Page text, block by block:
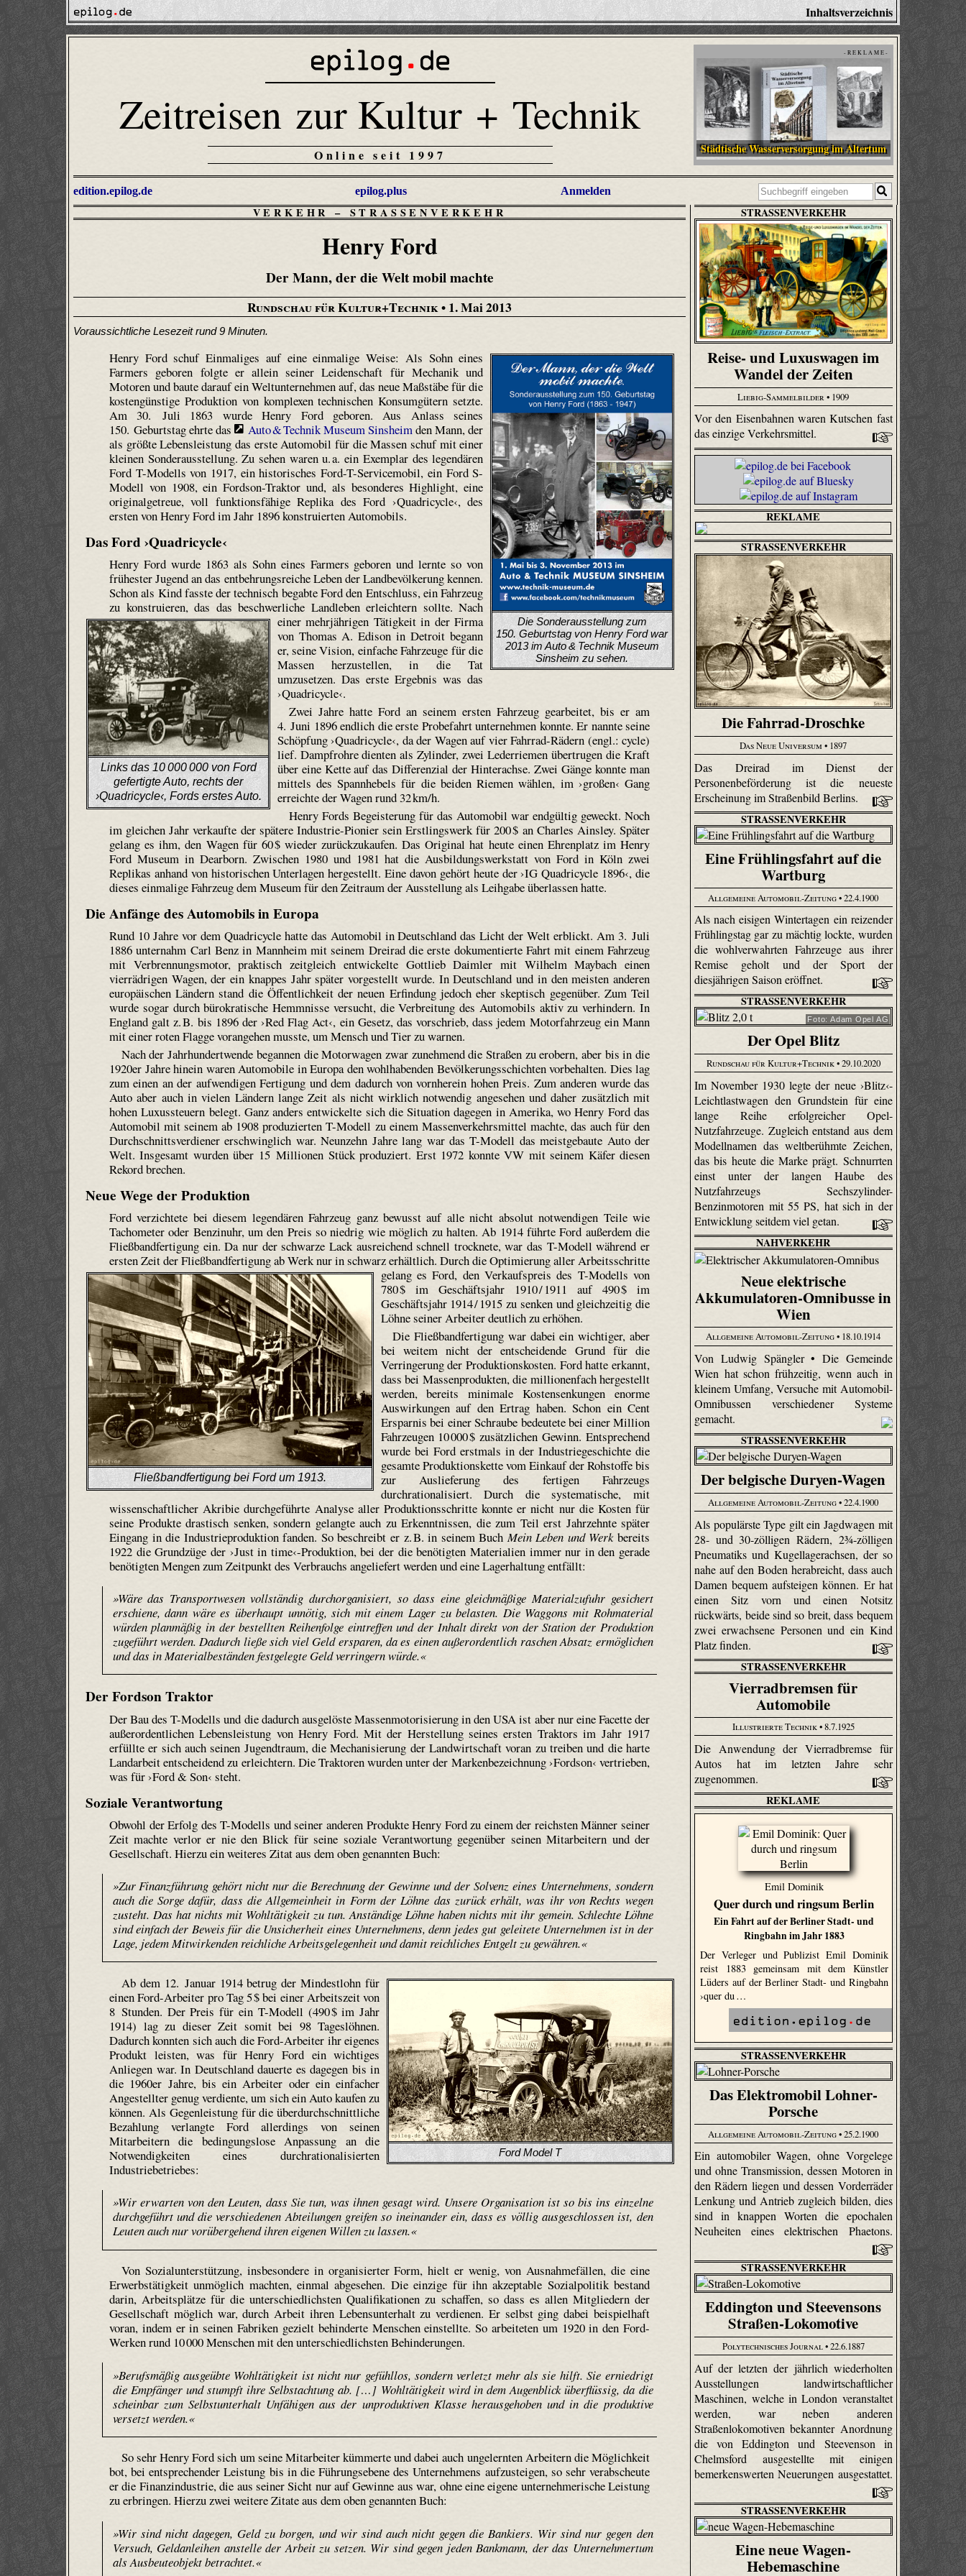
Inhaltsverzeichnis
Zeitreisen zur Kultur + Technik
Online seit 1997
- R E K L A M E -
Städtische Wasserversorgung im Altertum
edition.epilog.de epilog.plus Anmelden
VERKEHR–STRASSENVERKEHR
Henry Ford
Der Mann, der die Welt mobil machte
Rundschau für Kultur+Technik• 1. Mai 2013
Voraussichtliche Lesezeit rund 9 Minuten.
Die Sonderausstellung zum
150. Geburtstag von Henry Ford war
2013 im Auto & Technik Museum
Sinsheim zu sehen.
Henry Ford schuf Einmaliges auf eine einmalige Weise: Als Sohn eines
Farmers geboren folgte er allein seiner Leidenschaft für Mechanik und
Motoren und baute darauf ein Weltunternehmen auf, das neue Maßstäbe für die
kostengünstige Produktion von komplexen technischen Konsumgütern setzte.
Am 30. Juli 1863 wurde Henry Ford geboren. Aus Anlass seines
150. Geburtstag ehrte das
Auto & Technik Museum Sinsheimden Mann, der
als größte Lebensleistung das erste Automobil für die Massen schuf mit einer
kleinen Sonderausstellung. Zu sehen waren u. a. ein Exemplar des legendären
Ford T-Modells von 1917, ein historisches Ford-T-Servicemobil, ein Ford S-
Modell von 1908, ein Fordson-Traktor und, als besonderes Highlight, eine
originalgetreue, voll funktionsfähige Replika des Ford ›Quadricycle‹, des
ersten von Henry Ford im Jahr 1896 konstruierten Automobils.
Das Ford ›Quadricycle‹
Henry Ford wurde 1863 als Sohn eines Farmers geboren und lernte so von
frühester Jugend an das entbehrungsreiche Leben der Landbevölkerung kennen.
Schon als Kind fasste der technisch begabte Ford den Entschluss, ein Fahrzeug
zu konstruieren, das das beschwerliche Landleben erleichtern sollte.
Links das 10 000 000 von Ford
gefertigte Auto, rechts der
›Quadricycle‹, Fords erstes Auto.
Nach
einer mehrjährigen Tätigkeit in der Firma
von Thomas A. Edison in Detroit begann
er, seine Vision, einfache Fahrzeuge für die
Massen herzustellen, in die Tat
umzusetzen. Das erste Ergebnis was das
›Quadricycle‹.
Zwei Jahre hatte Ford an seinem ersten Fahrzeug gearbeitet, bis er am
4. Juni 1896 endlich die erste Probefahrt unternehmen konnte. Er nannte seine
Schöpfung ›Quadricycle‹, da der Wagen auf vier Fahrrad-Rädern (engl.: cycle)
lief. Dampfrohre dienten als Zylinder, zwei Lederriemen übertrugen die Kraft
über eine Kette auf das Differenzial der Hinterachse. Zwei Gänge konnte man
mittels des Spannhebels für die beiden Riemen wählen, im ›großen‹ Gang
erreichte der Wagen rund 32 km/h.
Henry Fords Begeisterung für das Automobil war endgültig geweckt. Noch
im gleichen Jahr verkaufte der spätere Industrie-Pionier sein Erstlingswerk für 200 $ an Charles Ainsley. Später
gelang es ihm, den Wagen für 60 $ wieder zurückzukaufen. Das Original hat heute einen Ehrenplatz im Henry
Ford Museum in Dearborn. Zwischen 1980 und 1981 hat die Ausbildungswerkstatt von Ford in Köln zwei
Replikas anhand von historischen Unterlagen hergestellt. Eine davon gehört heute der ›IG Quadricycle 1896‹, die
dieses einmalige Fahrzeug dem Museum für den Zeitraum der Ausstellung als Leihgabe überlassen hatte.
Die Anfänge des Automobils in Europa
Rund 10 Jahre vor dem Quadricycle hatte das Automobil in Deutschland das Licht der Welt erblickt. Am 3. Juli
1886 unternahm Carl Benz in Mannheim mit seinem Dreirad die erste dokumentierte Fahrt mit einem Fahrzeug
mit Verbrennungsmotor, praktisch zeitgleich entwickelte Gottlieb Daimler mit Wilhelm Maybach einen
vierrädrigen Wagen, der ein knappes Jahr später vorgestellt wurde. In Deutschland und in den meisten anderen
europäischen Ländern stand die Öffentlichkeit der neuen Erfindung jedoch eher skeptisch gegenüber. Zum Teil
wurde sogar durch bürokratische Hemmnisse versucht, die Verbreitung des Automobils aktiv zu verhindern. In
England galt z. B. bis 1896 der ›Red Flag Act‹, ein Gesetz, das vorschrieb, dass jedem Motorfahrzeug ein Mann
mit einer roten Flagge vorangehen musste, um Mensch und Tier zu warnen.
Nach der Jahrhundertwende begannen die Motorwagen zwar zunehmend die Straßen zu erobern, aber bis in die
1920er Jahre hinein waren Automobile in Europa den wohlhabenden Bevölkerungsschichten vorbehalten. Dies lag
zum einen an der aufwendigen Fertigung und dem dadurch von vornherein hohen Preis. Zum anderen wurde das
Auto aber auch in vielen Ländern lange Zeit als nicht wirklich notwendig angesehen und daher zusätzlich mit
hohen Luxussteuern belegt. Ganz anders entwickelte sich die Situation dagegen in Amerika, wo Henry Ford das
Automobil mit seinem ab 1908 produzierten T-Modell zu einem Massenverkehrsmittel machte, das auch für den
Durchschnittsverdiener erschwinglich war. Neunzehn Jahre lang war das T-Modell das meistgebaute Auto der
Welt. Insgesamt wurden über 15 Millionen Stück produziert. Erst 1972 konnte VW mit seinem Käfer diesen
Rekord brechen.
Neue Wege der Produktion
Ford verzichtete bei diesem legendären Fahrzeug ganz bewusst auf alle nicht absolut notwendigen Teile wie
Tachometer oder Benzinuhr, um den Preis so niedrig wie möglich zu halten. Ab 1914 führte Ford außerdem die
Fließbandfertigung ein. Da nur der schwarze Lack ausreichend schnell trocknete, war das T-Modell während er
ersten Zeit der Fließbandfertigung ab Werk nur in schwarz erhältlich.
Fließbandfertigung bei Ford um 1913.
Durch die Optimierung aller Arbeitsschritte
gelang es Ford, den Verkaufspreis des T-Modells von
780 $ im Geschäftsjahr 1910 / 1911 auf 490 $ im
Geschäftsjahr 1914 / 1915 zu senken und gleichzeitig die
Löhne seiner Arbeiter deutlich zu erhöhen.
Die Fließbandfertigung war dabei ein wichtiger, aber
bei weitem nicht der entscheidende Grund für die
Verringerung der Produktionskosten. Ford hatte erkannt,
dass bei Massenprodukten, die millionenfach hergestellt
werden, bereits minimale Kostensenkungen enorme
Auswirkungen auf den Ertrag haben. Schon ein Cent
Ersparnis bei einer Schraube bedeutete bei einer Million
Fahrzeugen 10 000 $ zusätzlichen Gewinn. Entsprechend
wurde bei Ford erstmals in der Industriegeschichte die
gesamte Produktionskette vom Einkauf der Rohstoffe bis
zur Auslieferung des fertigen Fahrzeugs
durchrationalisiert. Durch die systematische, mit
wissenschaftlicher Akribie durchgeführte Analyse aller Produktionsschritte konnte er nicht nur die Kosten für
seine Produkte drastisch senken, sondern gelangte auch zu Erkenntnissen, die zum Teil erst Jahrzehnte später
Eingang in die Industrieproduktion fanden. So beschreibt er z. B. in seinem Buch Mein Leben und Werkbereits
1922 die Grundzüge der ›Just in time‹-Produktion, bei der die benötigten Materialien immer nur in den gerade
benötigten Mengen zum Zeitpunkt des Verbrauchs angeliefert werden und eine Lagerhaltung entfällt:
»Wäre das Transportwesen vollständig durchorganisiert, so dass eine gleichmäßige Materialzufuhr gesichert
erschiene, dann wäre es überhaupt unnötig, sich mit einem Lager zu belasten. Die Waggons mit Rohmaterial
würden planmäßig in der bestellten Reihenfolge eintreffen und der Inhalt direkt von der Station der Produktion
zugeführt werden. Dadurch ließe sich viel Geld ersparen, da es einen außerordentlich raschen Absatz ermöglichen
und das in Materialbeständen festgelegte Geld verringern würde.«
Der Fordson Traktor
Der Bau des T-Modells und die dadurch ausgelöste Massenmotorisierung in den USA ist aber nur eine Facette der
außerordentlichen Lebensleistung von Henry Ford. Mit der Herstellung seines ersten Traktors im Jahr 1917
erfüllte er sich auch seinen Jugendtraum, die Mechanisierung der Landwirtschaft voran zu treiben und die harte
Landarbeit entscheidend zu erleichtern. Die Traktoren wurden unter der Markenbezeichnung ›Fordson‹ vertrieben,
was für ›Ford & Son‹ steht.
Soziale Verantwortung
Obwohl der Erfolg des T-Modells und seiner anderen Produkte Henry Ford zu einem der reichsten Männer seiner
Zeit machte verlor er nie den Blick für seine soziale Verantwortung gegenüber seinen Mitarbeitern und der
Gesellschaft. Hierzu ein weiteres Zitat aus dem oben genannten Buch:
»Zur Finanzführung gehört nicht nur die Berechnung der Gewinne und der Solvenz eines Unternehmens, sondern
auch die Sorge dafür, dass die Allgemeinheit in Form der Löhne das zurück erhält, was ihr von Rechts wegen
zusteht. Das hat nichts mit Wohltätigkeit zu tun. Anständige Löhne haben nichts mit ihr gemein. Schlechte Löhne
sind einfach der Beweis für die Unsicherheit eines Unternehmens, denn jedes gut geleitete Unternehmen ist in der
Lage, jedem Mitwirkenden reichliche Arbeitsgelegenheit und damit reichliches Entgelt zu gewähren.«
Ford Model T
Ab dem 12. Januar 1914 betrug der Mindestlohn für
einen Ford-Arbeiter pro Tag 5 $ bei einer Arbeitszeit von
8 Stunden. Der Preis für ein T-Modell (490 $ im Jahr
1914) lag zu dieser Zeit somit bei 98 Tageslöhnen.
Dadurch konnten sich auch die Ford-Arbeiter ihr eigenes
Produkt leisten, was für Henry Ford ein wichtiges
Anliegen war. In Deutschland dauerte es dagegen bis in
die 1960er Jahre, bis ein Arbeiter oder ein einfacher
Angestellter genug verdiente, um sich ein Auto kaufen zu
können. Als Gegenleistung für die überdurchschnittliche
Bezahlung verlangte Ford allerdings von seinen
Mitarbeitern die bedingungslose Anpassung an die
Notwendigkeiten eines durchrationalisierten
Industriebetriebes:
»Wir erwarten von den Leuten, dass Sie tun, was ihnen gesagt wird. Unsere Organisation ist so bis ins einzelne
durchgeführt und die verschiedenen Abteilungen greifen so ineinander ein, dass es völlig ausgeschlossen ist, den
Leuten auch nur vorübergehend ihren eigenen Willen zu lassen.«
Von Sozialunterstützung, insbesondere in organisierter Form, hielt er wenig, von Ausnahmefällen, die eine
Erwerbstätigkeit unmöglich machten, einmal abgesehen. Die einzige für ihn akzeptable Sozialpolitik bestand
darin, Arbeitsplätze für die unterschiedlichsten Qualifikationen zu schaffen, so dass es allen Mitgliedern der
Gesellschaft möglich war, durch Arbeit ihren Lebensunterhalt zu verdienen. Er selbst ging dabei beispielhaft
voran, indem er in seinen Fabriken gezielt behinderte Menschen einstellte. So arbeiteten um 1920 in den Ford-
Werken rund 10 000 Menschen mit den unterschiedlichsten Behinderungen.
»Berufsmäßig ausgeübte Wohltätigkeit ist nicht nur gefühllos, sondern verletzt mehr als sie hilft. Sie erniedrigt
die Empfänger und stumpft ihre Selbstachtung ab. […] Wohltätigkeit wird in dem Augenblick überflüssig, da die
scheinbar zum Selbstunterhalt Unfähigen aus der unproduktiven Klasse herausgehoben und in die produktive
versetzt werden.«
So sehr Henry Ford sich um seine Mitarbeiter kümmerte und dabei auch ungelernten Arbeitern die Möglichkeit
bot, bei entsprechender Leistung bis in die Führungsebene des Unternehmens aufzusteigen, so sehr verabscheute
er die Finanzindustrie, die aus seiner Sicht nur auf Gewinne aus war, ohne eine eigene unternehmerische Leistung
zu erbringen. Hierzu zwei weitere Zitate aus dem oben genannten Buch:
»Wir sind nicht dagegen, Geld zu borgen, und wir sind auch nicht gegen die Bankiers. Wir sind nur gegen den
Versuch, Geldanleihen anstelle der Arbeit zu setzen. Wir sind gegen jeden Bankmann, der das Unternehmertum
als Ausbeuteobjekt betrachtet.«
STRASSENVERKEHR
Reise- und Luxuswagen im
Wandel der Zeiten
Liebig-Sammelbilder• 1909
Vor den Eisenbahnen waren Kutschen fast
das einzige Verkehrsmittel.
REKLAME
STRASSENVERKEHR
Die Fahrrad-Droschke
Das Neue Universum • 1897
Das Dreirad im Dienst der
Personenbeförderung ist die neueste
Erscheinung im Straßenbild Berlins.
STRASSENVERKEHR
Eine Frühlingsfahrt auf die
Wartburg
Allgemeine Automobil-Zeitung• 22.4.1900
Als nach eisigen Wintertagen ein reizender
Frühlingstag gar zu mächtig lockte, wurden
die wohlverwahrten Fahrzeuge aus ihrer
Remise geholt und der Sport der
diesjährigen Saison eröffnet.
STRASSENVERKEHR
Foto: Adam Opel AG
Der Opel Blitz
Rundschau für Kultur+Technik• 29.10.2020
Im November 1930 legte der neue ›Blitz‹-
Leichtlastwagen den Grundstein für eine
lange Reihe erfolgreicher Opel-
Nutzfahrzeuge. Zugleich entstand aus dem
Modellnamen das weltberühmte Zeichen,
das bis heute die Marke prägt. Schnurrten
einst unter der langen Haube des
Nutzfahrzeugs Sechszylinder-
Benzinmotoren mit 55 PS, hat sich in der
Entwicklung seitdem viel getan.
NAHVERKEHR
Neue elektrische
Akkumulatoren-Omnibusse in
Wien
Allgemeine Automobil-Zeitung• 18.10.1914
Von Ludwig Spängler • Die Gemeinde
Wien hat schon frühzeitig, wenn auch in
kleinem Umfang, Versuche mit Automobil-
Omnibussen verschiedener Systeme
gemacht.
STRASSENVERKEHR
Der belgische Duryen-Wagen
Allgemeine Automobil-Zeitung• 22.4.1900
Als populärste Type gilt ein Jagdwagen mit
28- und 30-zölligen Rädern, 2¾-zölligen
Pneumatiks und Kugellagerachsen, der so
nahe auf den Boden herabreicht, dass auch
Damen bequem aufsteigen können. Er hat
einen Sitz vorn und einen Notsitz
rückwärts, beide sind so breit, dass bequem
zwei erwachsene Personen und ein Kind
Platz finden.
STRASSENVERKEHR
Vierradbremsen für
Automobile
Illustrierte Technik• 8.7.1925
Die Anwendung der Vierradbremse für
Autos hat im letzten Jahre sehr
zugenommen.
REKLAME
Emil Dominik
Quer durch und ringsum Berlin
Ein Fahrt auf der Berliner Stadt- und
Ringbahn im Jahr 1883
Der Verleger und Publizist Emil Dominik
reist 1883 gemeinsam mit dem Künstler
Lüders auf der Berliner Stadt- und Ringbahn
›quer du …
STRASSENVERKEHR
Das Elektromobil Lohner-
Porsche
Allgemeine Automobil-Zeitung• 25.2.1900
Ein automobiler Wagen, ohne Vorgelege
und ohne Transmission, dessen Motoren in
den Rädern liegen und dessen Vorderräder
Lenkung und Antrieb zugleich bilden, dies
sind in knappen Worten die epochalen
Neuheiten eines elektrischen Phaetons.
STRASSENVERKEHR
Eddington und Steevensons
Straßen-Lokomotive
Polytechnisches Journal• 22.6.1887
Auf der letzten der jährlich wiederholten
Ausstellungen landwirtschaftlicher
Maschinen, welche in London veranstaltet
werden, war neben anderen
Straßenlokomotiven bekannter Anordnung
die von Eddington und Steevenson in
Chelmsford ausgestellte mit einigen
bemerkenswerten Neuerungen ausgestattet.
STRASSENVERKEHR
Eine neue Wagen-
Hebemaschine